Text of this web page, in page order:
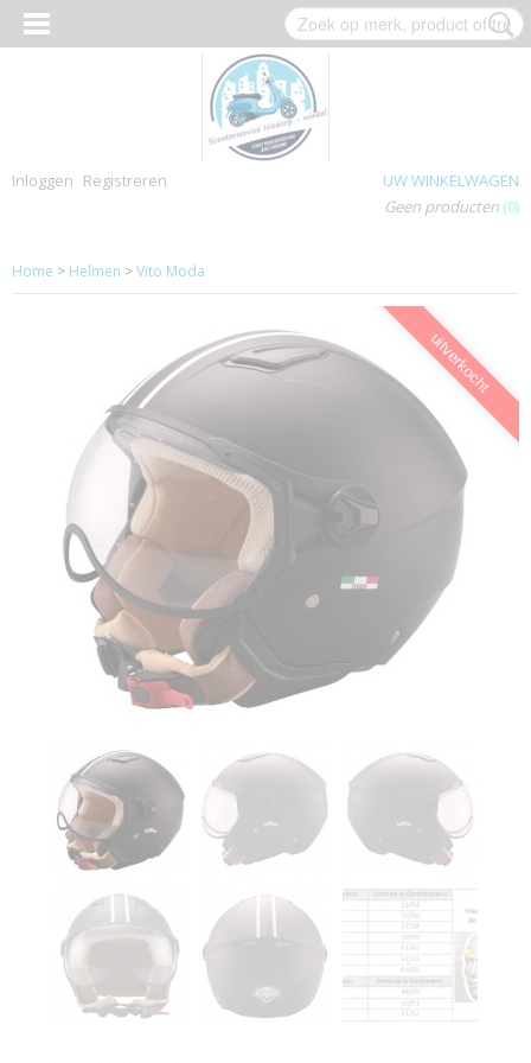
Inloggen Registreren
UW WINKELWAGEN
Geen producten (0)
Home > Helmen >Vito Moda
uitverkocht